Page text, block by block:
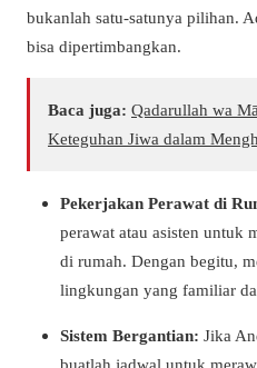
bukanlah satu-satunya pilihan.
bisa dipertimbangkan.
Baca juga: Qadarullah wa
Keteguhan Jiwa dalam
Pekerjakan Perawat di
perawat atau asisten untuk
di rumah. Dengan begitu,
lingkungan yang familiar
Sistem Bergantian: Jika
buatlah jadwal untuk